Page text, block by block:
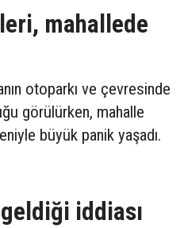
mahallede
otoparkı ve çevresinde
görülürken, mahalle
büyük panik yaşadı.
iddiası